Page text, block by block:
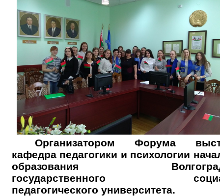
Организатором Форума
кафедра педагогики и психологии
образования
государственного
педагогического университета.